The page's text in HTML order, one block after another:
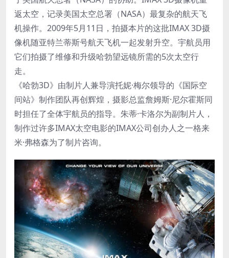
返太空，记录美国太空总署（NASA）最复杂的航天飞
机操作。2009年5月11日，拍摄本片的这批IMAX 3D摄
像机随亚特兰蒂斯号航天飞机一起发射升空。宇航员用
它们拍摄了维修和升级哈勃望远镜所需的5次太空行
走。
《哈勃3D》由制片人兼导演托妮·梅尔领导的《国际空
间站》制作团队再创辉煌，摄影总监詹姆斯·尼尔霍斯同
时担任了全体宇航员的指导。朱蒂·卡洛尔为副制片人，
制作过许多IMAX太空电影的IMAX公司创办人之一格来
米·弗格森为了制片咨询。